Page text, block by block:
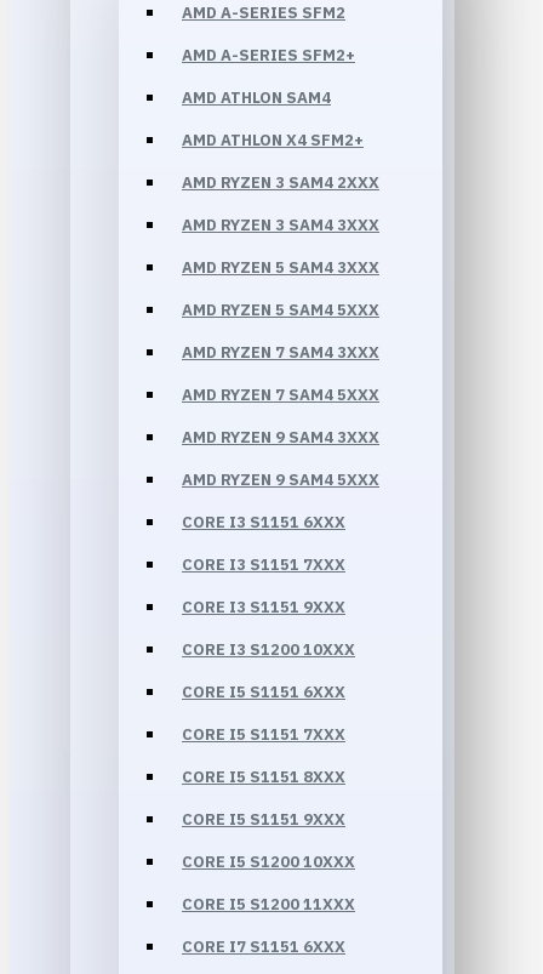
AMD A-SERIES SFM2
AMD A-SERIES SFM2+
AMD ATHLON SAM4
AMD ATHLON X4 SFM2+
AMD RYZEN 3 SAM4 2XXX
AMD RYZEN 3 SAM4 3XXX
AMD RYZEN 5 SAM4 3XXX
AMD RYZEN 5 SAM4 5XXX
AMD RYZEN 7 SAM4 3XXX
AMD RYZEN 7 SAM4 5XXX
AMD RYZEN 9 SAM4 3XXX
AMD RYZEN 9 SAM4 5XXX
CORE I3 S1151 6XXX
CORE I3 S1151 7XXX
CORE I3 S1151 9XXX
CORE I3 S1200 10XXX
CORE I5 S1151 6XXX
CORE I5 S1151 7XXX
CORE I5 S1151 8XXX
CORE I5 S1151 9XXX
CORE I5 S1200 10XXX
CORE I5 S1200 11XXX
CORE I7 S1151 6XXX